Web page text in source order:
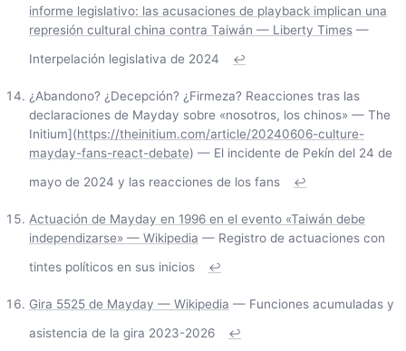
informe legislativo: las acusaciones de playback implican una
represión cultural china contra Taiwán — Liberty Times —
Interpelación legislativa de 2024
↩
¿Abandono? ¿Decepción? ¿Firmeza? Reacciones tras las
declaraciones de Mayday sobre «nosotros, los chinos» — The
Initium](https://theinitium.com/article/20240606-culture-
mayday-fans-react-debate) — El incidente de Pekín del 24 de
mayo de 2024 y las reacciones de los fans
↩
Actuación de Mayday en 1996 en el evento «Taiwán debe
independizarse» — Wikipedia — Registro de actuaciones con
tintes políticos en sus inicios
↩
Gira 5525 de Mayday — Wikipedia — Funciones acumuladas y
asistencia de la gira 2023-2026
↩